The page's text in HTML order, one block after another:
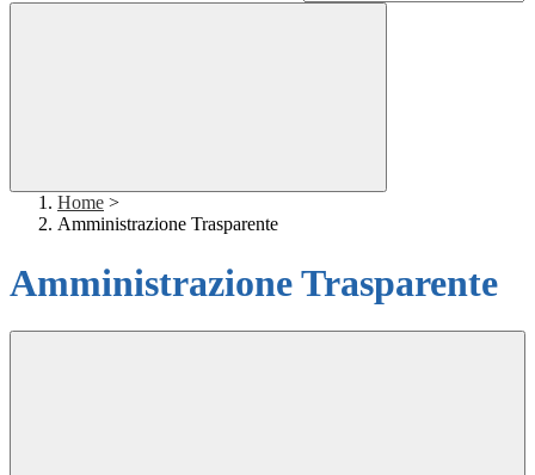
Home >
Amministrazione Trasparente
Amministrazione Trasparente